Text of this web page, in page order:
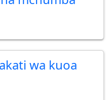
wa kuoa